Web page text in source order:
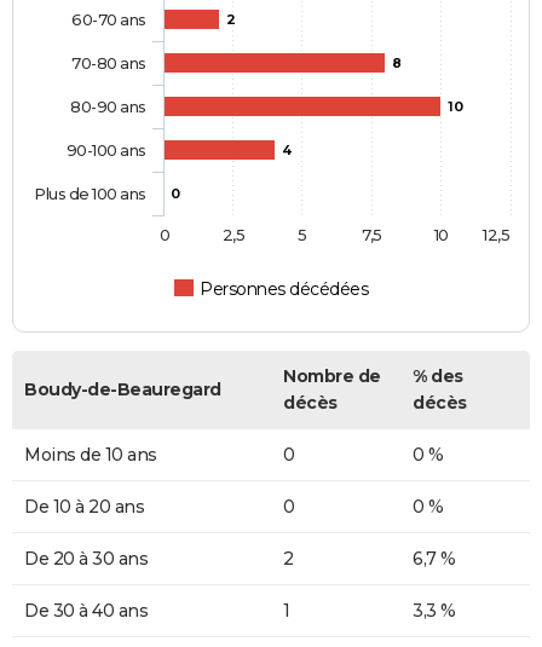
2
8
10
4
0
Personnes décédées
60-70 ans
70-80 ans
80-90 ans
90-100 ans
Plus de 100 ans
0 10
2,5 5 7,5 12,5
Boudy-de-Beauregard
Nombre de
décès
% des
décès
Moins de 10 ans 0 0 %
De 10 à 20 ans 0 0 %
De 20 à 30 ans 2 6,7 %
De 30 à 40 ans 1 3,3 %